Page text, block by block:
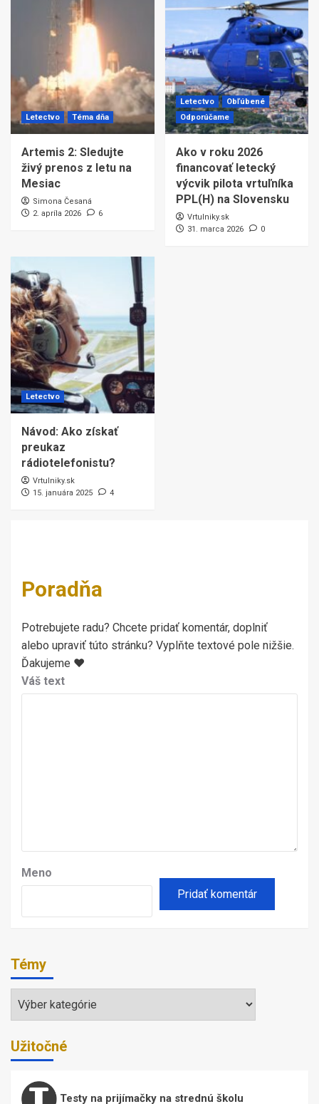
Letectvo Téma dňa
Artemis 2: Sledujte
živý prenos z letu na
Mesiac
Simona Česaná
2. apríla 2026
6
Letectvo
Obľúbené
Odporúčame
Ako v roku 2026
financovať letecký
výcvik pilota vrtuľníka
PPL(H) na Slovensku
Vrtulniky.sk
31. marca 2026
0
Letectvo
Návod: Ako získať
preukaz
rádiotelefonistu?
Vrtulniky.sk
15. januára 2025
4
Poradňa
Potrebujete radu? Chcete pridať komentár, doplniť
alebo upraviť túto stránku? Vyplňte textové pole nižšie.
Ďakujeme ♥
Váš text
Meno
Témy
Témy
Užitočné
Testy na prijímačky na strednú školu